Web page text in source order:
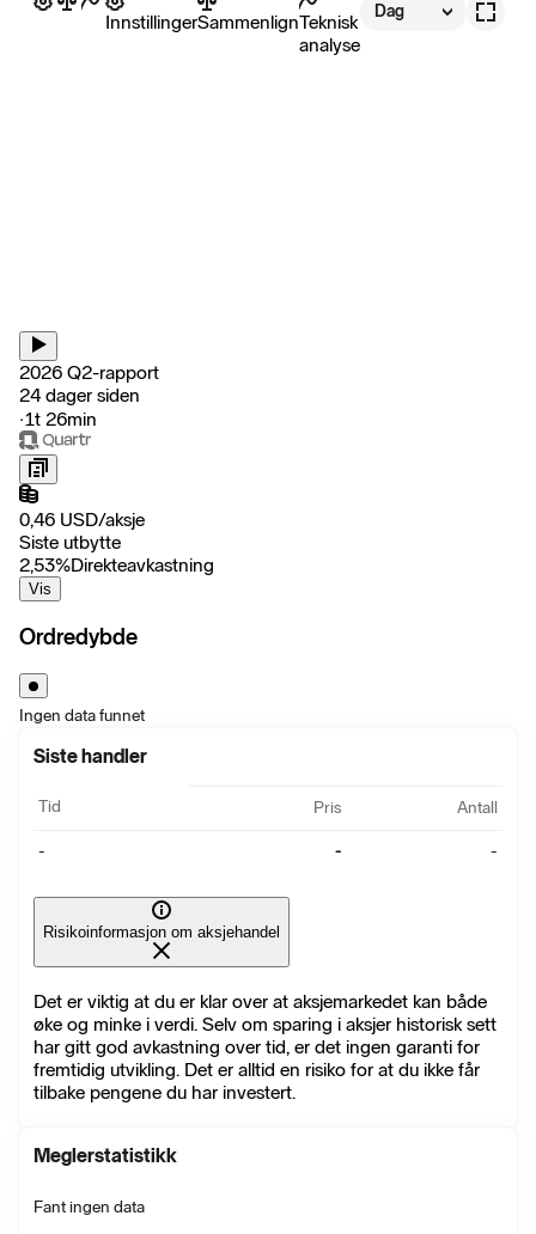
InnstillingerSammenlignTeknisk
analyse
Dag
2026 Q2-rapport
24 dager siden
‧1t 26min
0,46 USD/aksje
Siste utbytte
2,53%Direkteavkastning
Vis
Ordredybde
Ingen data funnet
Siste handler
Tid Pris Antall
- - -
Risikoinformasjon om aksjehandel
Det er viktig at du er klar over at aksjemarkedet kan både
øke og minke i verdi. Selv om sparing i aksjer historisk sett
har gitt god avkastning over tid, er det ingen garanti for
fremtidig utvikling. Det er alltid en risiko for at du ikke får
tilbake pengene du har investert.
Meglerstatistikk
Fant ingen data